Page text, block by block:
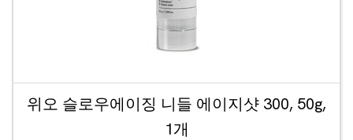
위오 슬로우에이징 니들 에이지샷 300, 50g,
1개